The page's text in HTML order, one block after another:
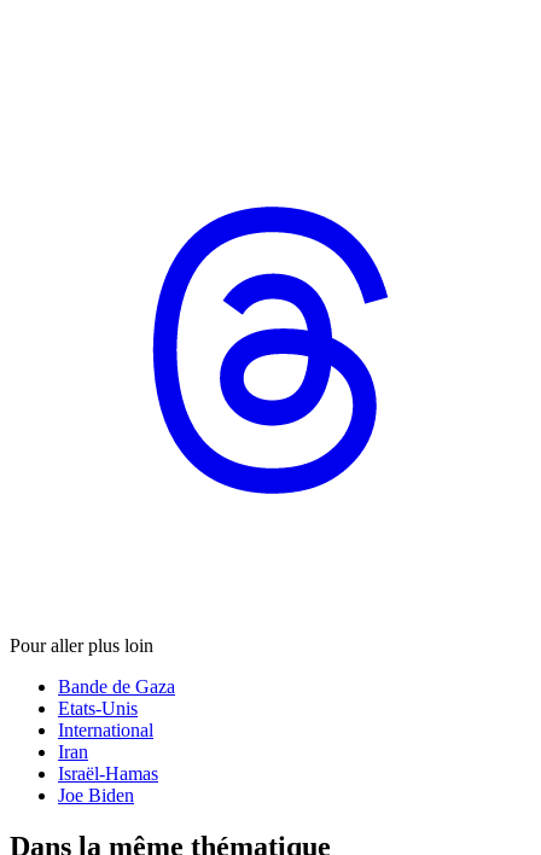
Pour aller plus loin
Bande de Gaza
Etats-Unis
International
Iran
Israël-Hamas
Joe Biden
Dans la même thématique